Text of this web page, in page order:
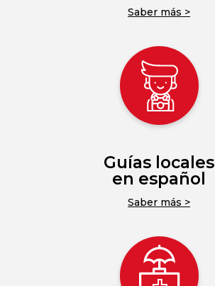
Saber más >
Guías locales
en español
Saber más >